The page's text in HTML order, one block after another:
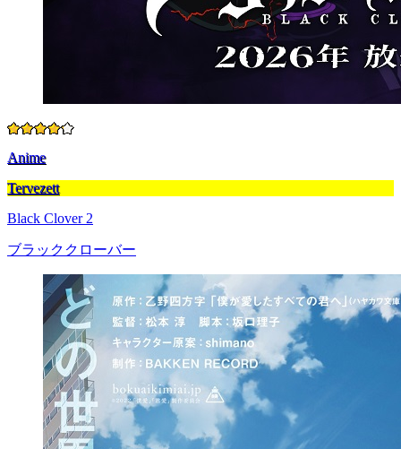
Anime
Tervezett
Black Clover 2
ブラッククローバー